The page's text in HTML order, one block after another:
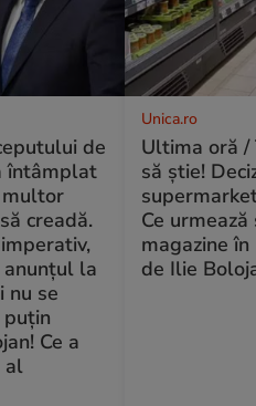
de
întâmplat
multor
creadă.
anunțul la
nu se
Ce a
al
Unica.ro
Ultima oră /
să știe!
Ce
magazine
de Ilie